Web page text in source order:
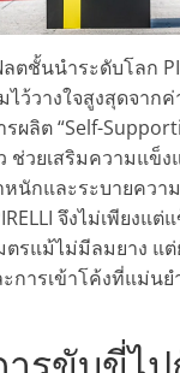
ตชั้นนำระดับโลก
ว้วางใจสูงสุดจาก
ผลิต “Self-
ช่วยเสริมความแข็ง
นักและระบายควา
จึงไม่เพียงแต่
ตรแม้ไม่มีลมยาง แ
การเข้าโค้งที่แม่น